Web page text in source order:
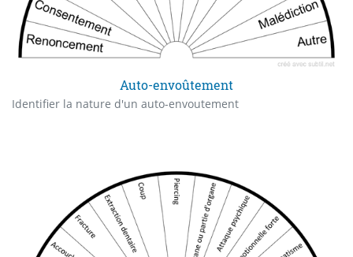
Auto-envoûtement
Identifier la nature d'un auto-envoutement